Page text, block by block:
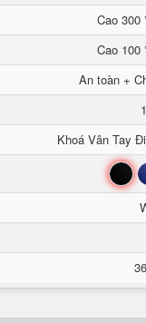
Cao 300
Cao 100
An toàn +
Khoá Vân Tay
Đen